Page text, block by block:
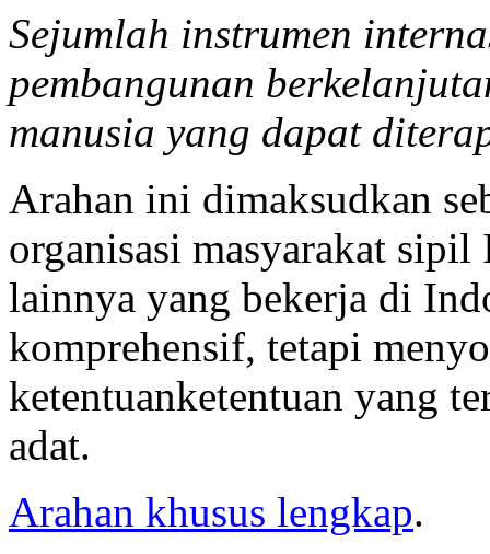
Sejumlah instrumen
pembangunan
manusia yang dapat
Arahan ini dimaksudkan
organisasi masyarakat
lainnya yang bekerja di
komprehensif, tetapi
ketentuanketentuan yang
adat.
Arahan khusus lengkap.